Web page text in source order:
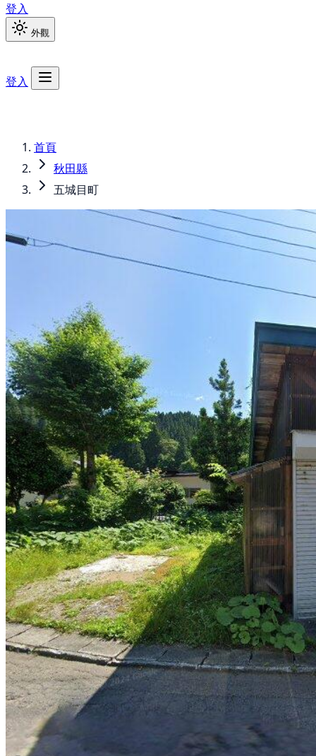
登入
外觀
登入
首頁
秋田縣
五城目町